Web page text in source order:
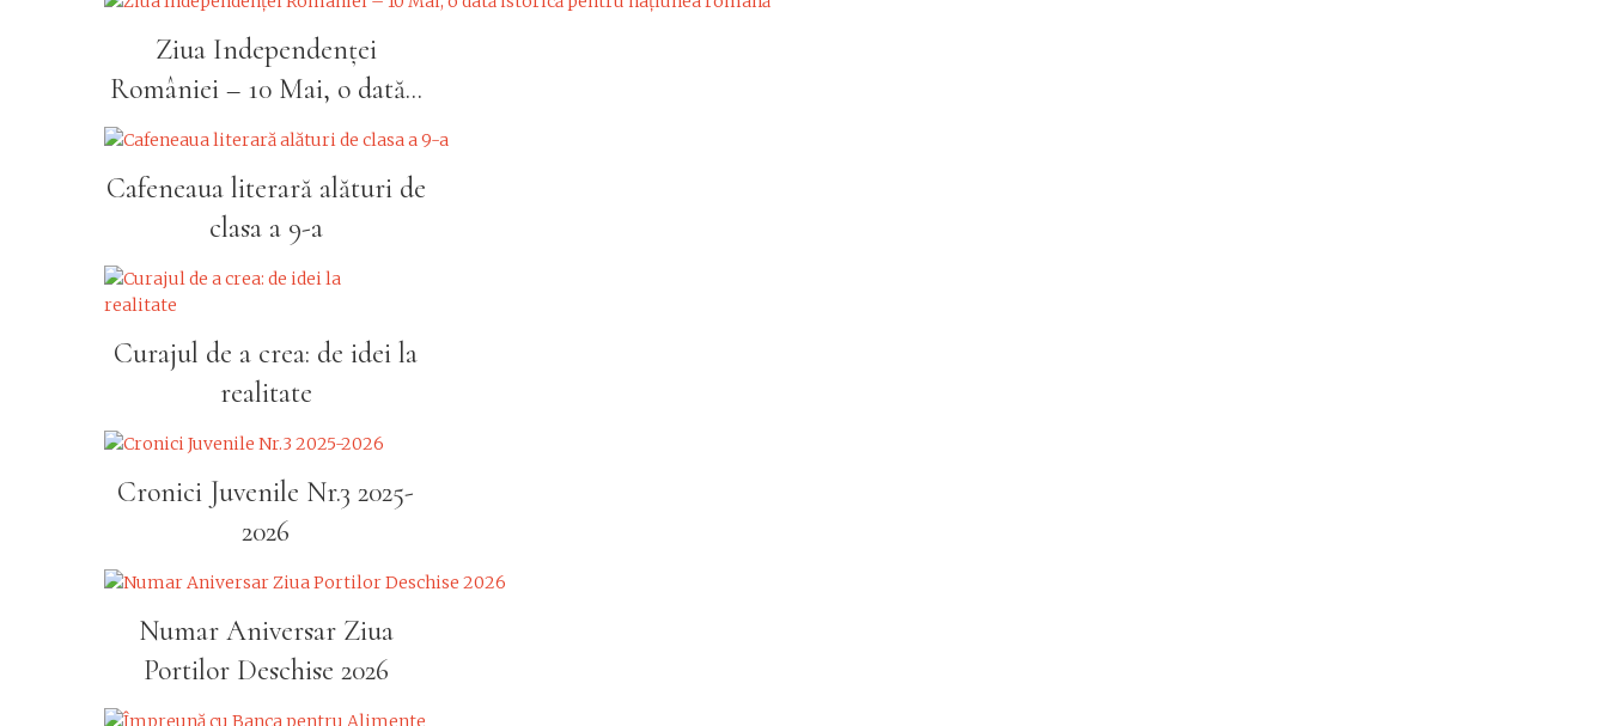
Ziua Independenței
României – 10 Mai, o dată...
Cafeneaua literară alături de
clasa a 9-a
Curajul de a crea: de idei la
realitate
Cronici Juvenile Nr.3 2025-
2026
Numar Aniversar Ziua
Portilor Deschise 2026